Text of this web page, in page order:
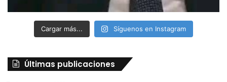
Cargar más... Síguenos en Instagram
Últimas publicaciones